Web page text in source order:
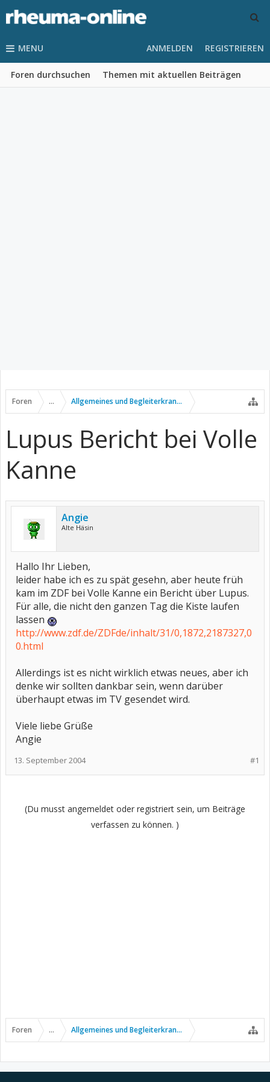
MENU
Foren durchsuchen Themen mit aktuellen Beiträgen
ANMELDEN REGISTRIEREN
Foren ... Allgemeines und Begleiterkrankungen
Lupus Bericht bei Volle
Kanne
Angie
Alte Häsin
Hallo Ihr Lieben,
leider habe ich es zu spät gesehn, aber heute früh
kam im ZDF bei Volle Kanne ein Bericht über Lupus.
Für alle, die nicht den ganzen Tag die Kiste laufen
lassen
http://www.zdf.de/ZDFde/inhalt/31/0,1872,2187327,0
0.html
Allerdings ist es nicht wirklich etwas neues, aber ich
denke wir sollten dankbar sein, wenn darüber
überhaupt etwas im TV gesendet wird.
Viele liebe Grüße
Angie
#1
13. September 2004
(Du musst angemeldet oder registriert sein, um Beiträge
verfassen zu können. )
Foren ... Allgemeines und Begleiterkrankungen